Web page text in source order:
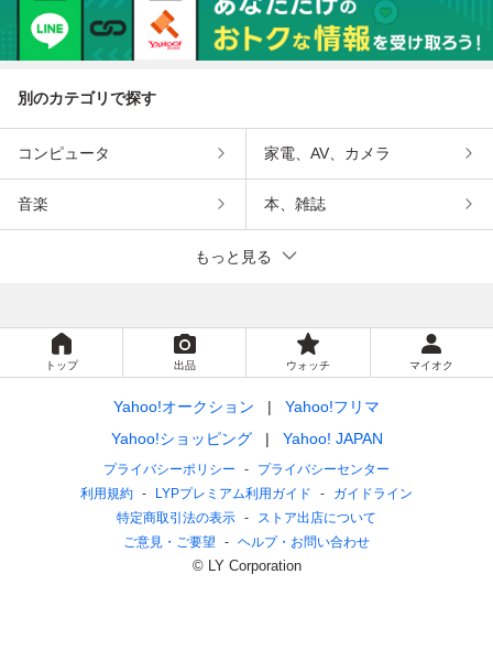
別のカテゴリで探す
コンピュータ 家電、AV、カメラ
音楽 本、雑誌
もっと見る
トップ 出品 ウォッチ マイオク
Yahoo!オークション
Yahoo!フリマ
Yahoo!ショッピング
Yahoo! JAPAN
プライバシーポリシー
プライバシーセンター
利用規約
LYPプレミアム利用ガイド
ガイドライン
特定商取引法の表示
ストア出店について
ご意見・ご要望
ヘルプ・お問い合わせ
© LY Corporation